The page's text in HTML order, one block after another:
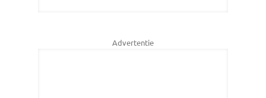
Advertentie